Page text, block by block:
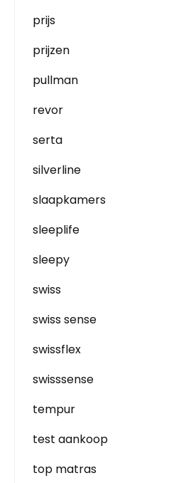
prijs
prijzen
pullman
revor
serta
silverline
slaapkamers
sleeplife
sleepy
swiss
swiss sense
swissflex
swisssense
tempur
test aankoop
top matras